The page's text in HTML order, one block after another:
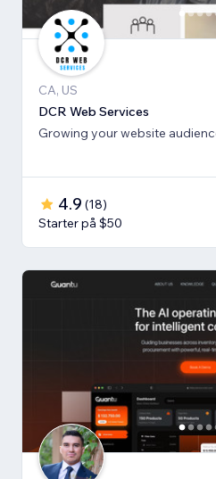
CA, US
DCR Web Services
Growing your website
4.9 (18)
Starter på $50